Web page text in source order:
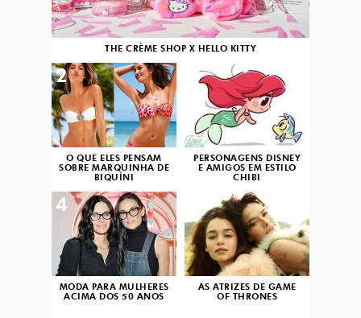
THE CRÈME SHOP X HELLO KITTY
O QUE ELES PENSAM
SOBRE MARQUINHA DE
BIQUÍNI
2
PERSONAGENS DISNEY
E AMIGOS EM ESTILO
CHIBI
3
MODA PARA MULHERES
ACIMA DOS 50 ANOS
4
AS ATRIZES DE GAME
OF THRONES